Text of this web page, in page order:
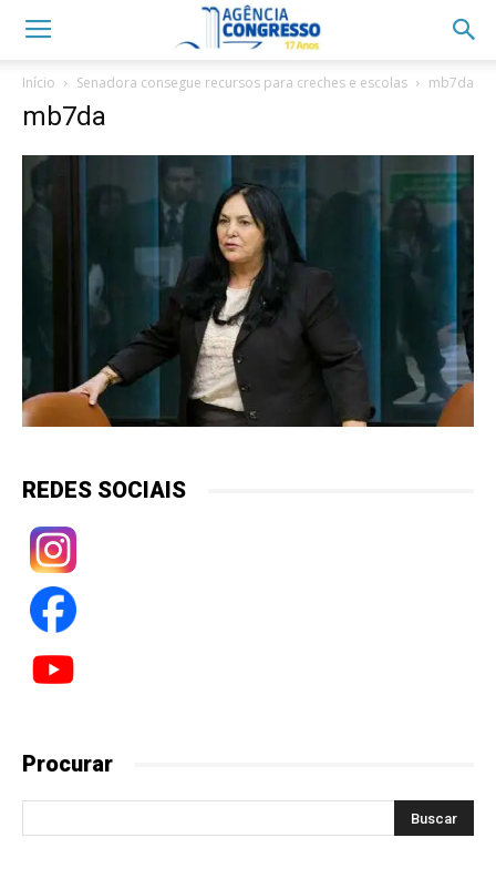
Início Senadora consegue recursos para creches e escolas mb7da
mb7da
REDES SOCIAIS
Procurar